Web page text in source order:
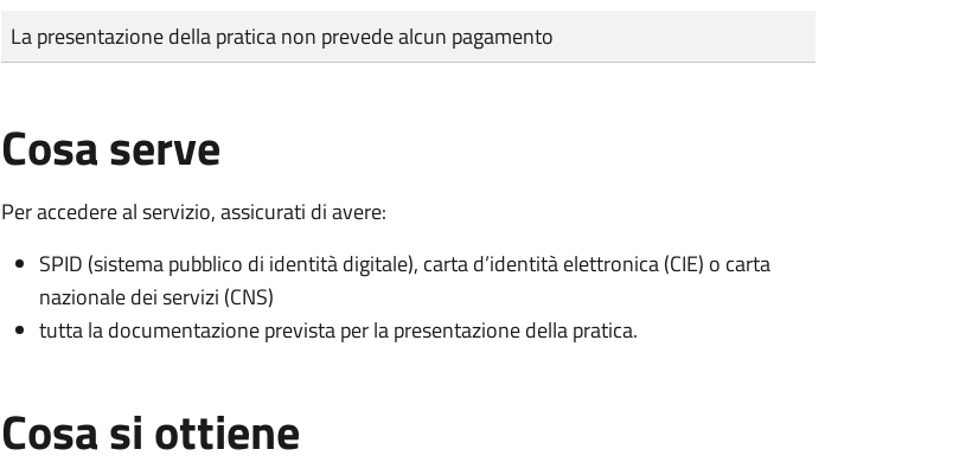
Tipo di pagamento
Importo
La presentazione della pratica non prevede alcun pagamento
Cosa serve
Per accedere al servizio, assicurati di avere:
SPID (sistema pubblico di identità digitale), carta d’identità elettronica (CIE) o carta
nazionale dei servizi (CNS)
tutta la documentazione prevista per la presentazione della pratica.
Cosa si ottiene